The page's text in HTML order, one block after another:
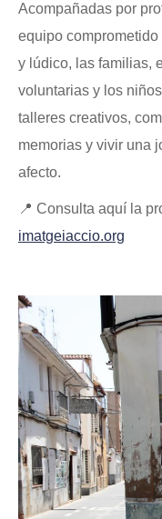
Acompañadas por
equipo
y lúdico, las familias,
voluntarias y los
talleres creativos,
memorias y vivir una
afecto.
📍 Consulta aquí la
imatgeiaccio.org